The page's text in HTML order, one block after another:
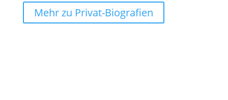
Mehr zu Privat-Biografien